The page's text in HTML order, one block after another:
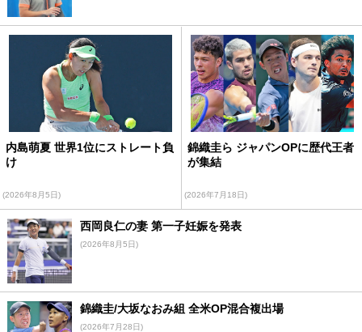
内島萌夏 世界1位にストレート負
け
(2026年8月5日)
錦織圭ら ジャパンOPに歴代王者
が集結
(2026年7月18日)
西岡良仁の妻 第一子妊娠を発表
(2026年8月5日)
錦織圭/大坂なおみ組 全米OP混合複出場
(2026年7月28日)